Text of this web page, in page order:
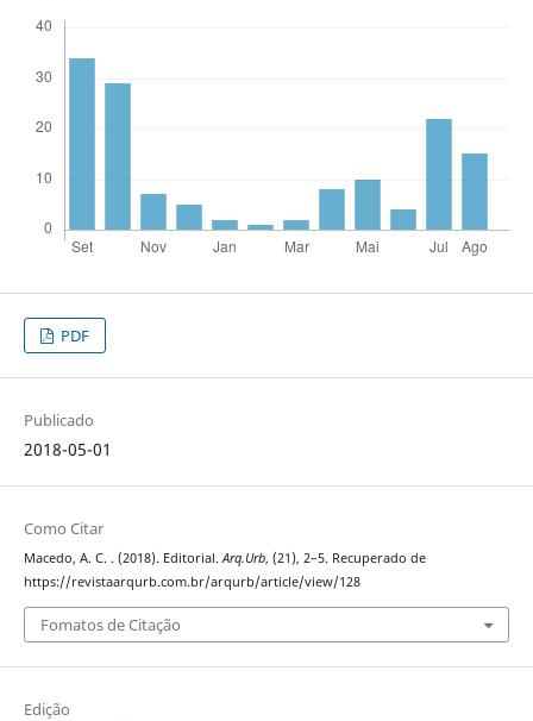
PDF
Publicado
2018-05-01
Como Citar
Macedo, A. C. . (2018). Editorial.Arq.Urb, (21), 2–5. Recuperado de
https://revistaarqurb.com.br/arqurb/article/view/128
Fomatos de Citação
Edição